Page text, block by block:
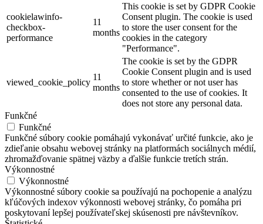
cookielawinfo-
checkbox-
performance
11
months
This cookie is set by GDPR Cookie
Consent plugin. The cookie is used
to store the user consent for the
cookies in the category
"Performance".
viewed_cookie_policy
11
months
The cookie is set by the GDPR
Cookie Consent plugin and is used
to store whether or not user has
consented to the use of cookies. It
does not store any personal data.
Funkčné
Funkčné
Funkčné súbory cookie pomáhajú vykonávať určité funkcie, ako je
zdieľanie obsahu webovej stránky na platformách sociálnych médií,
zhromažďovanie spätnej väzby a ďalšie funkcie tretích strán.
Výkonnostné
Výkonnostné
Výkonnostné súbory cookie sa používajú na pochopenie a analýzu
kľúčových indexov výkonnosti webovej stránky, čo pomáha pri
poskytovaní lepšej používateľskej skúsenosti pre návštevníkov.